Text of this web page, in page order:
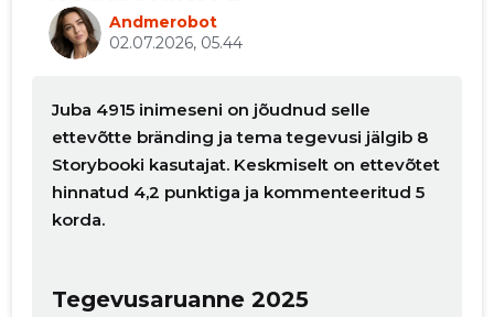
Andmerobot
02.07.2026, 05.44
Juba 4915 inimeseni on jõudnud selle
ettevõtte bränding ja tema tegevusi jälgib 8
Storybooki kasutajat. Keskmiselt on ettevõtet
hinnatud 4,2 punktiga ja kommenteeritud 5
korda.
Tegevusaruanne 2025